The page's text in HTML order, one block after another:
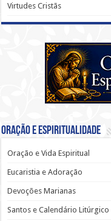
Virtudes Cristãs
Oração e Espiritualidade
Oração e Vida Espiritual
Eucaristia e Adoração
Devoções Marianas
Santos e Calendário Litúrgico